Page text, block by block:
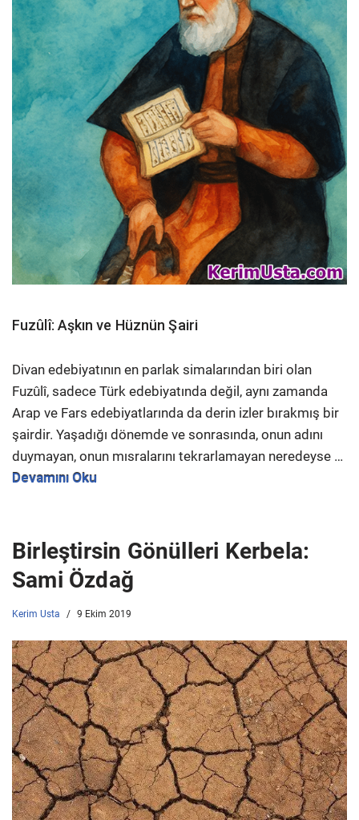
Fuzûlî: Aşkın ve Hüznün Şairi
Divan edebiyatının en parlak simalarından biri olan
Fuzûlî, sadece Türk edebiyatında değil, aynı zamanda
Arap ve Fars edebiyatlarında da derin izler bırakmış bir
şairdir. Yaşadığı dönemde ve sonrasında, onun adını
duymayan, onun mısralarını tekrarlamayan neredeyse …
Devamını Oku
Birleştirsin Gönülleri Kerbela:
Sami Özdağ
Kerim Usta 9 Ekim 2019